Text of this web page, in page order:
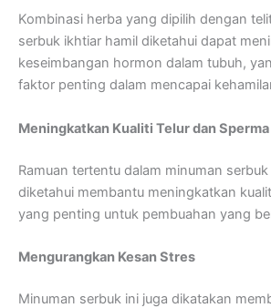
Kombinasi herba yang dipilih dengan
serbuk ikhtiar hamil diketahui dapat
keseimbangan hormon dalam tubuh,
faktor penting dalam mencapai
Meningkatkan Kualiti Telur dan Sperma
Ramuan tertentu dalam minuman
diketahui membantu meningkatkan
yang penting untuk pembuahan yang
Mengurangkan Kesan Stres
Minuman serbuk ini juga dikatakan